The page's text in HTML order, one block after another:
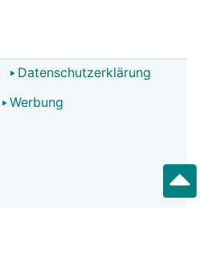
Datenschutzerklärung
Werbung